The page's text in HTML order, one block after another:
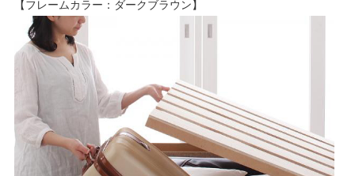
【フレームカラー：ダークブラウン】